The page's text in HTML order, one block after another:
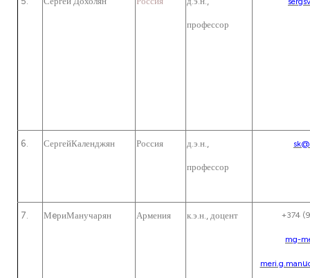
профессор
СергейКаленджян Россия д.э.н.,
профессор
МeриМанучарян Армения к.э.н., доцент +374
mg-